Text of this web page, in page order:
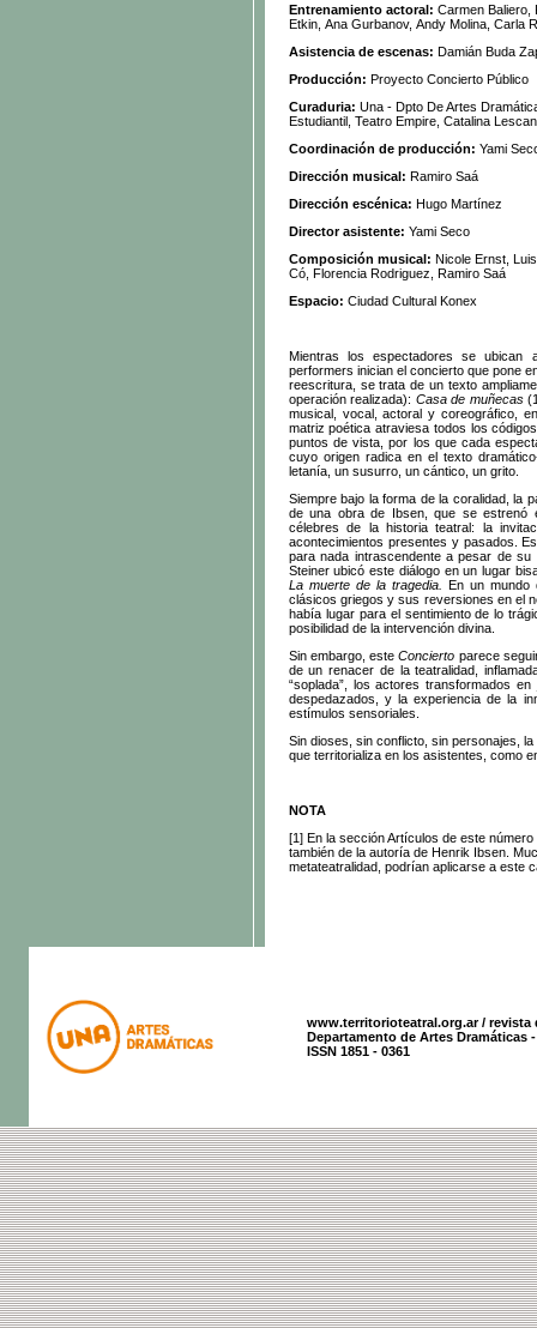
Entrenamiento actoral: Carmen Baliero,
Etkin, Ana Gurbanov, Andy Molina, Carla
Asistencia de escenas: Damián Buda
Producción: Proyecto Concierto Público
Curaduria: Una - Dpto De Artes
Estudiantil, Teatro Empire, Catalina
Coordinación de producción: Yami
Dirección musical: Ramiro Saá
Dirección escénica: Hugo Martínez
Director asistente: Yami Seco
Composición musical: Nicole Ernst,
Có, Florencia Rodriguez, Ramiro Saá
Espacio: Ciudad Cultural Konex
Mientras los espectadores se ubican
performers inician el concierto que pone
reescritura, se trata de un texto
operación realizada): Casa de muñecas
musical, vocal, actoral y coreográfico,
matriz poética atraviesa todos los
puntos de vista, por los que cada
cuyo origen radica en el texto
letanía, un susurro, un cántico, un grito.
Siempre bajo la forma de la coralidad, la
de una obra de Ibsen, que se estrenó
célebres de la historia teatral: la
acontecimientos presentes y pasados.
para nada intrascendente a pesar de
Steiner ubicó este diálogo en un lugar
La muerte de la tragedia. En un mundo
clásicos griegos y sus reversiones en el
había lugar para el sentimiento de lo
posibilidad de la intervención divina.
Sin embargo, esteConcierto parece
de un renacer de la teatralidad,
“soplada”, los actores transformados
despedazados, y la experiencia de la
estímulos sensoriales.
Sin dioses, sin conflicto, sin personajes,
que territorializa en los asistentes, como
NOTA
[1] En la secciónArtículos de este
también de la autoría de Henrik Ibsen.
metateatralidad, podrían aplicarse a este
www.territorioteatral.org.ar /
Departamento de Artes Dramáticas
ISSN 1851 - 0361